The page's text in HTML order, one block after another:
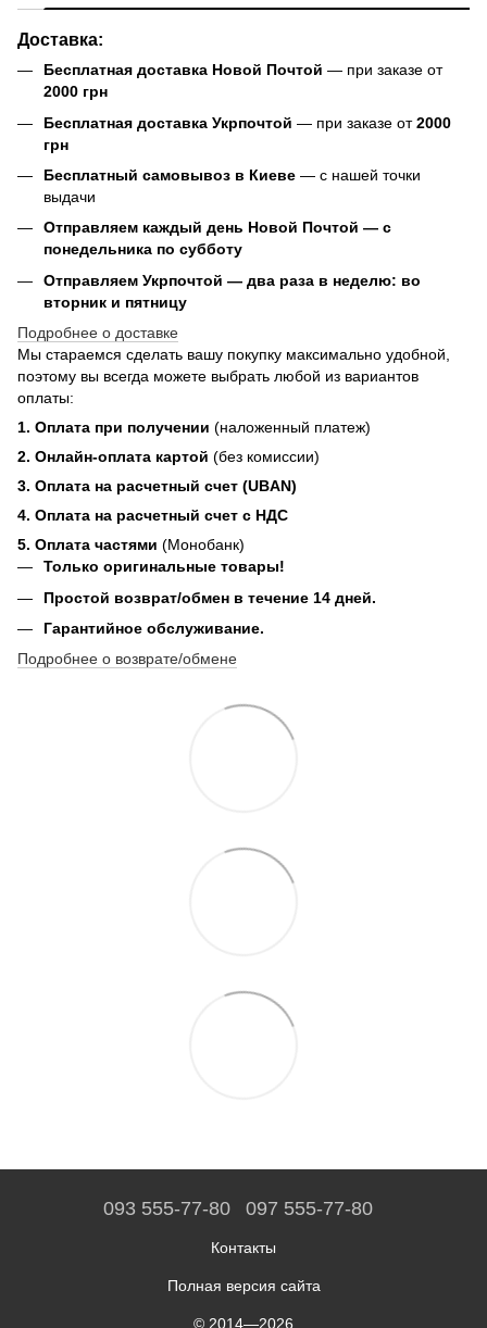
Доставка:
Бесплатная доставка Новой Почтой — при заказе от
2000 грн
Бесплатная доставка Укрпочтой — при заказе от2000
грн
Бесплатный самовывоз в Киеве — с нашей точки
выдачи
Отправляем каждый день Новой Почтой — с
понедельника по субботу
Отправляем Укрпочтой — два раза в неделю: во
вторник и пятницу
Подробнее о доставке
Мы стараемся сделать вашу покупку максимально удобной,
поэтому вы всегда можете выбрать любой из вариантов
оплаты:
1. Оплата при получении (наложенный платеж)
2. Онлайн-оплата картой (без комиссии)
3. Оплата на расчетный счет (UBAN)
4. Оплата на расчетный счет с НДС
5. Оплата частями (Монобанк)
Только оригинальные товары!
Простой возврат/обмен в течение 14 дней.
Гарантийное обслуживание.
Подробнее о возврате/обмене
093 555-77-80 097 555-77-80
Контакты
Полная версия сайта
© 2014—2026